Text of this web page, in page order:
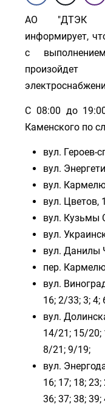
АО "ДТЭК
информирует,
с
произойдет
С 08:00 до 19:
Каменского по
вул. Героев-
вул.
вул.
вул. Цветов,
вул. Кузьмы
вул.
вул. Данилы
пер.
вул.
16; 2/33; 3;
вул.
14/21; 15/20;
8/21; 9/19;
вул.
16; 17; 18; 23;
36; 37; 38; 39;